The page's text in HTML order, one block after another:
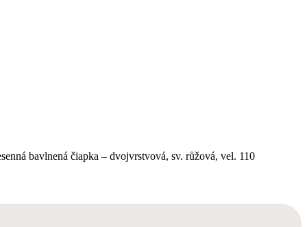
bavlnená čiapka – dvojvrstvová, sv. růžová, vel. 110